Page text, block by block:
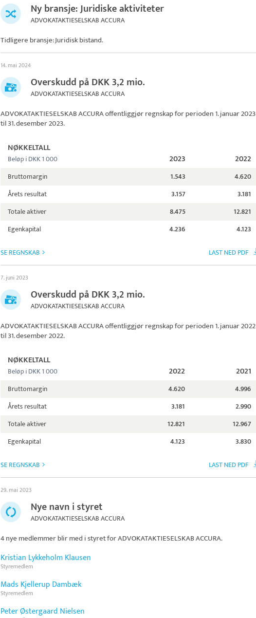
Ny bransje: Juridiske aktiviteter
ADVOKATAKTIESELSKAB ACCURA
Tidligere bransje: Juridisk bistand.
14. mai 2024
Overskudd på DKK 3,2 mio.
ADVOKATAKTIESELSKAB ACCURA
ADVOKATAKTIESELSKAB ACCURAoffentliggjør regnskap for perioden 1. januar 2023
til 31. desember 2023.
NØKKELTALL
Beløp i DKK 1 000 2023 2022
Bruttomargin 1.543
4.620
Årets resultat
3.157
3.181
Totale aktiver
8.475
12.821
Egenkapital
4.236 4.123
SE REGNSKAB LAST NED PDF
7. juni 2023
Overskudd på DKK 3,2 mio.
ADVOKATAKTIESELSKAB ACCURA
ADVOKATAKTIESELSKAB ACCURAoffentliggjør regnskap for perioden 1. januar 2022
til 31. desember 2022.
NØKKELTALL
Beløp i DKK 1 000 2022 2021
Bruttomargin 4.620
4.996
Årets resultat
3.181
2.990
Totale aktiver
12.821
12.967
Egenkapital
4.123 3.830
SE REGNSKAB LAST NED PDF
29. mai 2023
Nye navn i styret
ADVOKATAKTIESELSKAB ACCURA
4 nye medlemmer blir med i styret forADVOKATAKTIESELSKAB ACCURA.
Kristian Lykkeholm Klausen
Styremedlem
Mads Kjellerup Dambæk
Styremedlem
Peter Østergaard Nielsen